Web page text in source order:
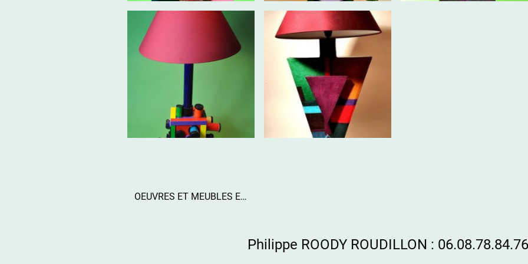
OEUVRES ET MEUBLES EN CARTON
Philippe ROODY ROUDILLON :